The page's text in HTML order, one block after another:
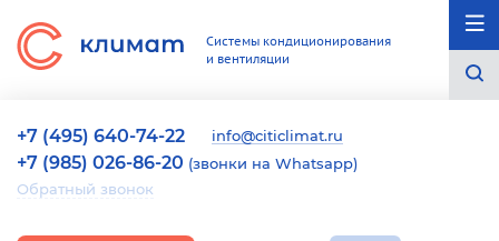
Системы кондиционирования
и вентиляции
+7 (495) 640-74-22 info@citiclimat.ru
+7 (985) 026-86-20 (звонки на Whatsapp)
Обратный звонок